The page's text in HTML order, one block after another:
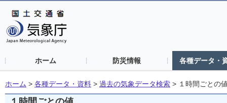
ホーム 防災情報 各種データ・
ホーム > 各種データ・資料 > 過去の気象データ検索 > １時間ごとの